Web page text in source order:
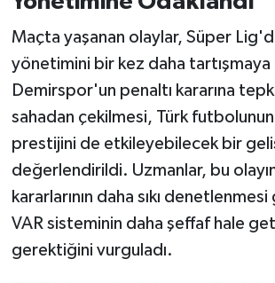
Maçta yaşanan olaylar, Süper
yönetimini bir kez daha tartışmaya
Demirspor'un penaltı kararına
sahadan çekilmesi, Türk futbolunun
prestijini de etkileyebilecek bir
değerlendirildi. Uzmanlar, bu
kararlarının daha sıkı
VAR sisteminin daha şeffaf hale
gerektiğini vurguladı.